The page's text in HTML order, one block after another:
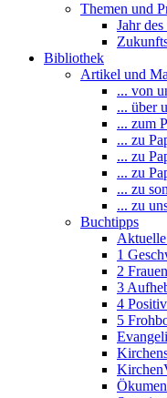
Themen und
Jahr
Bibliothek
Artikel und
... von
... über
... zum
... zu
... zu
... zu
... zu
... zu
Buchtipps
1
2
3
4
5